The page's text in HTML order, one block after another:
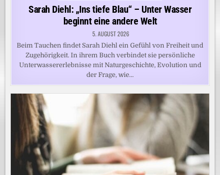
in
Sarah Diehl: „Ins tiefe Blau“ – Unter Wasser
beginnt eine andere Welt
5. AUGUST 2026
Beim Tauchen findet Sarah Diehl ein Gefühl von Freiheit und
Zugehörigkeit. In ihrem Buch verbindet sie persönliche
Unterwassererlebnisse mit Naturgeschichte, Evolution und
der Frage, wie…